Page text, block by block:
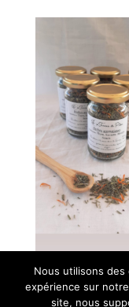
Nous utilisons des
expérience sur
site, nous